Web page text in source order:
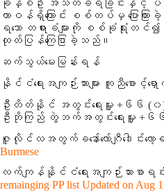
ခုနှစ်ဦး အသတ်ခံရခြင်းနှင့် ပ
တာဝန်ရှိကြောင်း စစ်တပ်မှ ပြောကြ
ရသော တရားခံများကို စစ်ခုံရုံးတင်
ထုတ်ပြန်ကြေငြာခဲ့သည်။
ဆက်သွယ်မေးမြန်းရန်
နိုင်ငံရေးအကျဉ်းသားများ ကူညီစော
ဦးတိတ်နိုင် အတွင်းရေးမှူး +၆
ဦးဘိုကြည် တွဲဘက်အတွင်းရေးမှူး
ဇူလိုင်လအတွက်ခနော်လော်ဂျီဒေါင်းလ
Burmese
လက်ကျန်နိုင်ငံရေးအကျဉ်းသားစာရင်
remainging PP list Updated on Aug